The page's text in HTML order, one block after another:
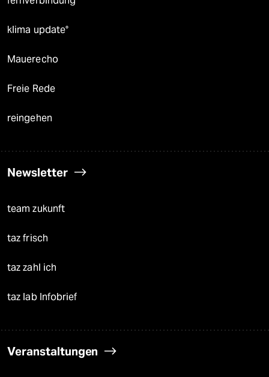
klima update°
Mauerecho
Freie Rede
reingehen
Newsletter
team zukunft
taz frisch
taz zahl ich
taz lab Infobrief
Veranstaltungen